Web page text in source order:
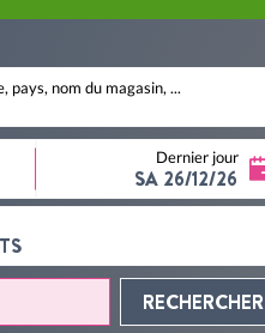
pays, nom du magasin, ...
Dernier jour
RECHERCHER